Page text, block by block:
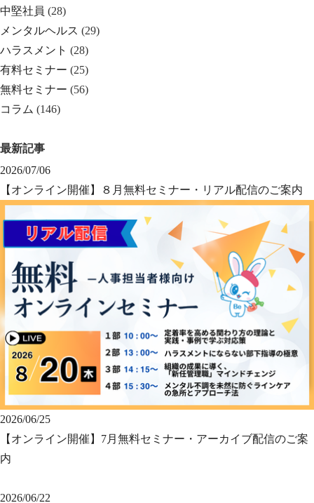
中堅社員 (28)
メンタルヘルス (29)
ハラスメント (28)
有料セミナー (25)
無料セミナー (56)
コラム (146)
最新記事
2026/07/06
【オンライン開催】８月無料セミナー・リアル配信のご案内
2026/06/25
【オンライン開催】7月無料セミナー・アーカイブ配信のご案
内
2026/06/22